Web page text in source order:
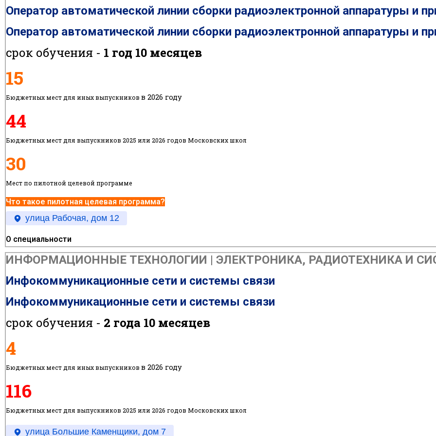
Оператор автоматической линии сборки радиоэлектронной аппаратуры и
Оператор автоматической линии сборки радиоэлектронной аппаратуры и
срок обучения - 1 год 10 месяцев
15
Бюджетных мест для иных выпускников в 2026 году
44
Бюджетных мест для выпускников 2025 или 2026 годов Московских школ
30
Мест по пилотной целевой программе
Что такое пилотная целевая программа?
улица Рабочая, дом 12
О специальности
ИНФОРМАЦИОННЫЕ ТЕХНОЛОГИИ | ЭЛЕКТРОНИКА, РАДИОТЕХНИКА И
Инфокоммуникационные сети и системы связи
Инфокоммуникационные сети и системы связи
срок обучения - 2 года 10 месяцев
4
Бюджетных мест для иных выпускников в 2026 году
116
Бюджетных мест для выпускников 2025 или 2026 годов Московских школ
улица Большие Каменщики, дом 7